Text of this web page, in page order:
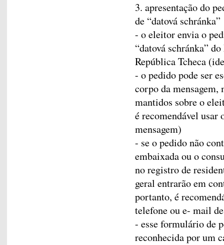
3. apresentação do
de “datová schránka”
- o eleitor envia o
“datová schránka”
República Tcheca
- o pedido pode ser
corpo da mensagem,
mantidos sobre o
é recomendável
mensagem)
- se o pedido não
embaixada ou o
no registro de
geral entrarão em
portanto, é
telefone ou e- mail
- esse formulário de
reconhecida por um